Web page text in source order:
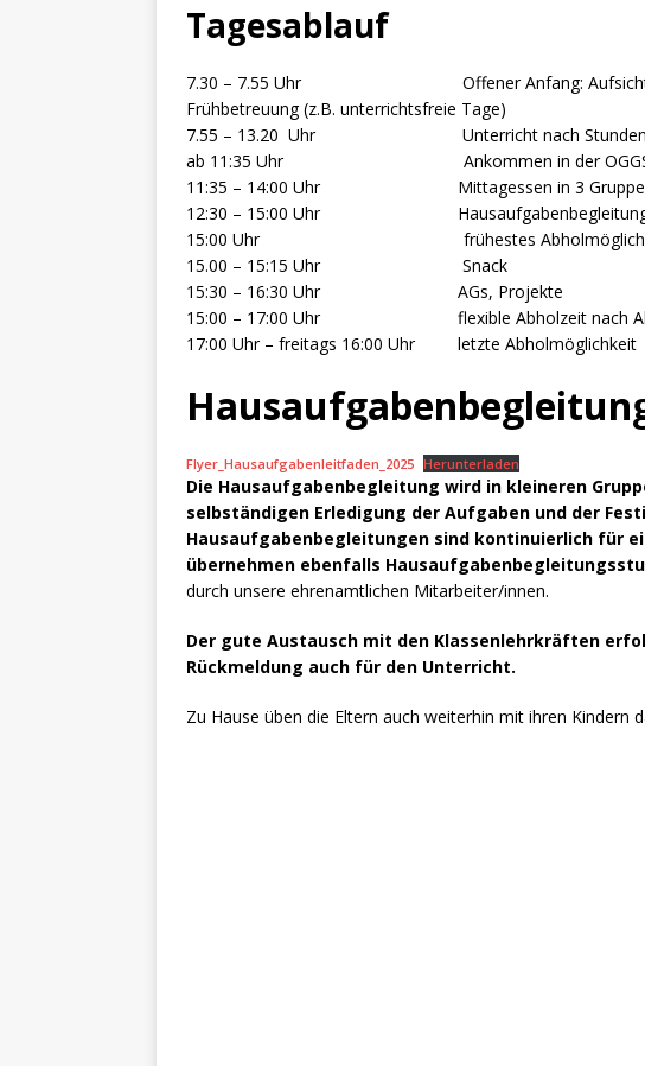
[ Juni 11, 2026 ]
Tagesablauf
7.30 – 7.55 Uhr Offener Anfang: Aufsicht durch
Frühbetreuung (z.B. unterrichtsfreie Tage)
7.55 – 13.20 Uhr Unterricht nach
ab 11:35 Uhr Ankommen in der
11:35 – 14:00 Uhr Mittagessen in 3 Gruppe,
12:30 – 15:00 Uhr Hausaufgabenbegleitung,
15:00 Uhr frühestes
15.00 – 15:15 Uhr Snack
15:30 – 16:30 Uhr AGs, Projekte
15:00 – 17:00 Uhr flexible Abholzeit nach
17:00 Uhr – freitags 16:00 Uhr letzte Abholmöglichkeit
Flyer_Hausaufgabenleitfaden_2025 Herunterladen
Die Hausaufgabenbegleitung wird in kleineren
selbständigen Erledigung der Aufgaben und der
Hausaufgabenbegleitungen sind kontinuierlich für
übernehmen ebenfalls
durch unsere ehrenamtlichen Mitarbeiter/innen.
Der gute Austausch mit den Klassenlehrkräften
Rückmeldung auch für den Unterricht.
Zu Hause üben die Eltern auch weiterhin mit ihren Kindern